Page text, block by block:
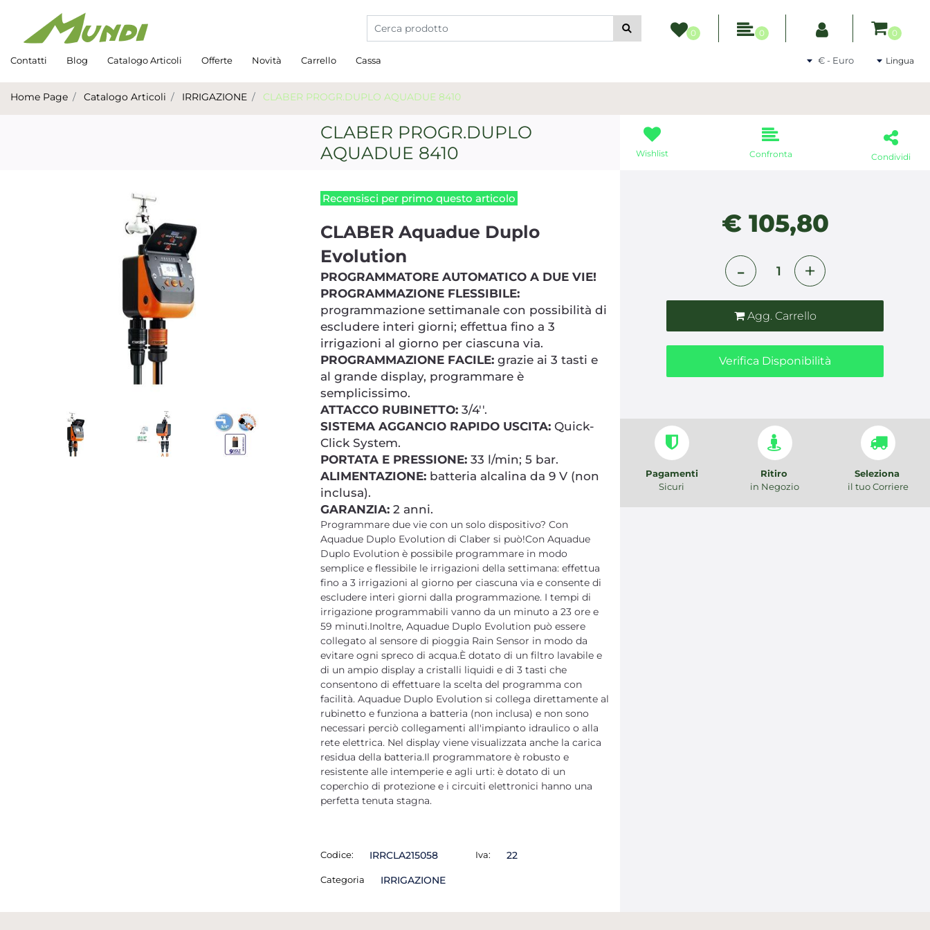
La modifica di un filtro aggiorna automaticamente gli altri filtri disponibili.
0 0 0
Contatti Blog Catalogo Articoli Offerte Novità Carrello Cassa Seleziona una valutaLingua
Home Page Catalogo Articoli IRRIGAZIONE CLABER PROGR.DUPLO AQUADUE 8410
CLABER PROGR.DUPLO
AQUADUE 8410
Recensisci per primo questo articolo
CLABER Aquadue Duplo
Evolution
PROGRAMMATORE AUTOMATICO A DUE VIE!
PROGRAMMAZIONE FLESSIBILE:
programmazione settimanale con possibilità di
escludere interi giorni; effettua fino a 3
irrigazioni al giorno per ciascuna via.
PROGRAMMAZIONE FACILE: grazie ai 3 tasti e
al grande display, programmare è
semplicissimo.
ATTACCO RUBINETTO: 3/4''.
SISTEMA AGGANCIO RAPIDO USCITA: Quick-
Click System.
PORTATA E PRESSIONE: 33 l/min; 5 bar.
ALIMENTAZIONE: batteria alcalina da 9 V (non
inclusa).
GARANZIA: 2 anni.
Programmare due vie con un solo dispositivo? Con
Aquadue Duplo Evolution di Claber si può!Con Aquadue
Duplo Evolution è possibile programmare in modo
semplice e flessibile le irrigazioni della settimana: effettua
fino a 3 irrigazioni al giorno per ciascuna via e consente di
escludere interi giorni dalla programmazione. I tempi di
irrigazione programmabili vanno da un minuto a 23 ore e
59 minuti.Inoltre, Aquadue Duplo Evolution può essere
collegato al sensore di pioggia Rain Sensor in modo da
evitare ogni spreco di acqua.È dotato di un filtro lavabile e
di un ampio display a cristalli liquidi e di 3 tasti che
consentono di effettuare la scelta del programma con
facilità. Aquadue Duplo Evolution si collega direttamente al
rubinetto e funziona a batteria (non inclusa) e non sono
necessari perciò collegamenti all'impianto idraulico o alla
rete elettrica. Nel display viene visualizzata anche la carica
residua della batteria.Il programmatore è robusto e
resistente alle intemperie e agli urti: è dotato di un
coperchio di protezione e i circuiti elettronici hanno una
perfetta tenuta stagna.
Codice: IRRCLA215058
Categoria IRRIGAZIONE
Iva: 22
Wishlist Confronta Condividi
€ 105,80
Agg. Carrello
Verifica Disponibilità
Pagamenti
Sicuri
Ritiro
in Negozio
Seleziona
il tuo Corriere